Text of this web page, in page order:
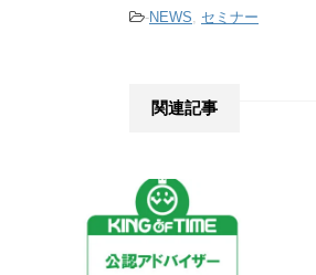
-NEWS, セミナー
関連記事